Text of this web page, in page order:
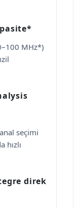
MHz*)
seçimi
hızlı
direk